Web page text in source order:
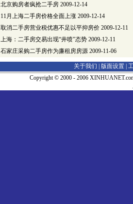
北京购房者疯抢二手房 2009-12-14
11月上海二手房价格全面上涨 2009-12-14
取消二手房营业税优惠不足以平抑房价 2009-12-11
上海：二手房交易出现“井喷”态势 2009-12-11
石家庄采购二手房作为廉租房房源 2009-11-06
关于我们 | 版面设置
Copyright © 2000 - 2006